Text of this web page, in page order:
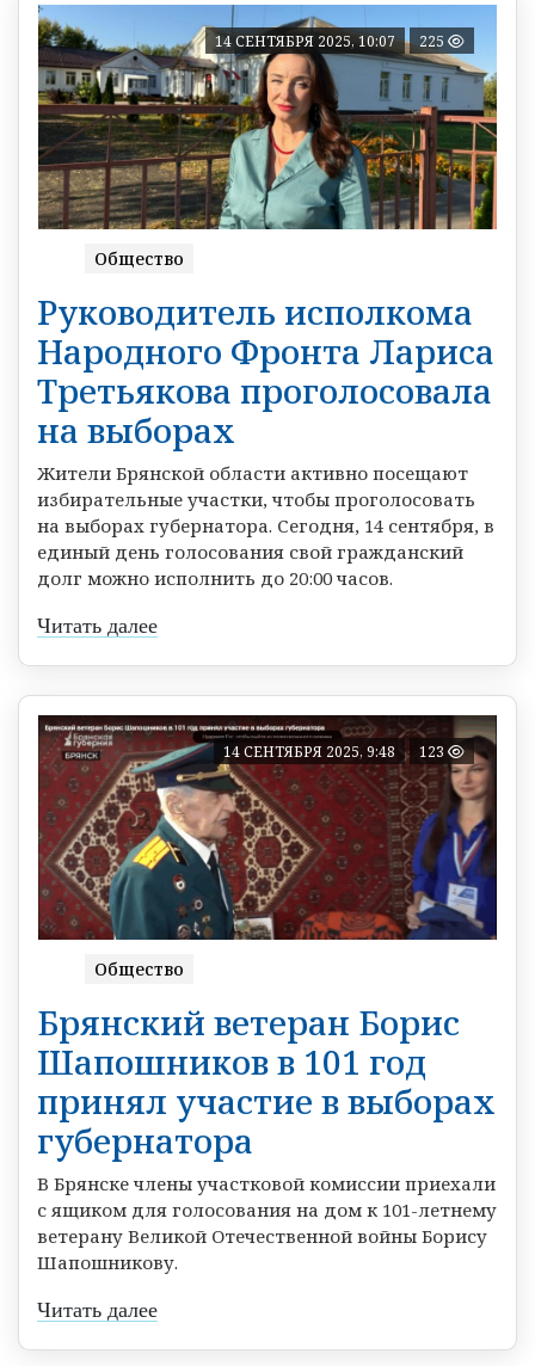
14 СЕНТЯБРЯ 2025, 10:07 225
Общество
Руководитель исполкома
Народного Фронта Лариса
Третьякова проголосовала
на выборах
Жители Брянской области активно посещают
избирательные участки, чтобы проголосовать
на выборах губернатора. Сегодня, 14 сентября, в
единый день голосования свой гражданский
долг можно исполнить до 20:00 часов.
Читать далее
14 СЕНТЯБРЯ 2025, 9:48 123
Общество
Брянский ветеран Борис
Шапошников в 101 год
принял участие в выборах
губернатора
В Брянске члены участковой комиссии приехали
с ящиком для голосования на дом к 101-летнему
ветерану Великой Отечественной войны Борису
Шапошникову.
Читать далее